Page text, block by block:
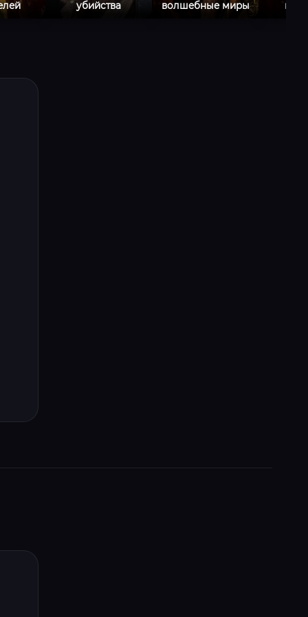
убийства
волшебные миры